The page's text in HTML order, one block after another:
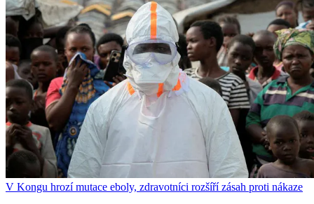
V Kongu hrozí mutace eboly, zdravotníci rozšíří zásah proti nákaze